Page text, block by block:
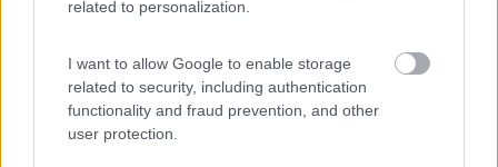
related to personalization.
I want to allow Google to enable storage
related to security, including authentication
functionality and fraud prevention, and other
user protection.